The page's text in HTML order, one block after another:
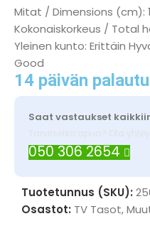
Mitat / Dimensions (cm):
Kokonaiskorkeus / Total
Yleinen kunto: Erittäin
Good
14 päivän
Saat vastaukset
Tarvitsetko apua? Ota
050 306 2654
Tuotetunnus (SKU):
Osastot: TV Tasot,